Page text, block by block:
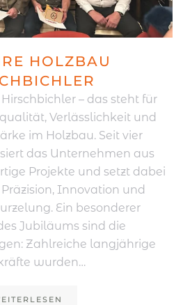
HOLZBAU
– das steht für
Verlässlichkeit und
im Holzbau. Seit vier
das Unternehmen aus
Projekte und setzt dabei
Innovation und
Ein besonderer
Jubiläums sind die
Zahlreiche langjährige
wurden…